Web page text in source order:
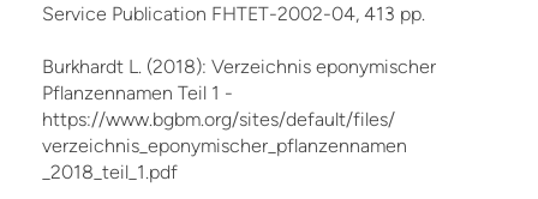
Service Publication FHTET-2002-04, 413 pp.
Burkhardt L. (2018): Verzeichnis eponymischer
Pflanzennamen Teil 1 -
https://www.bgbm.org/sites/default/files/
verzeichnis_eponymischer_pflanzennamen
_2018_teil_1.pdf